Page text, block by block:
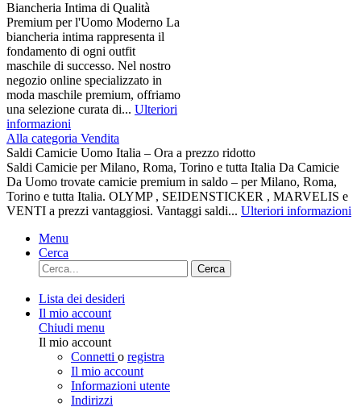
Biancheria Intima di Qualità
Premium per l'Uomo Moderno La
biancheria intima rappresenta il
fondamento di ogni outfit
maschile di successo. Nel nostro
negozio online specializzato in
moda maschile premium, offriamo
una selezione curata di... Ulteriori
informazioni
Alla categoria Vendita
Saldi Camicie Uomo Italia – Ora a prezzo ridotto
Saldi Camicie per Milano, Roma, Torino e tutta Italia Da Camicie
Da Uomo trovate camicie premium in saldo – per Milano, Roma,
Torino e tutta Italia. OLYMP , SEIDENSTICKER , MARVELIS e
VENTI a prezzi vantaggiosi. Vantaggi saldi... Ulteriori informazioni
Menu
Cerca
Cerca
Lista dei desideri
Il mio account
Chiudi menu
Il mio account
Connetti o registra
Il mio account
Informazioni utente
Indirizzi